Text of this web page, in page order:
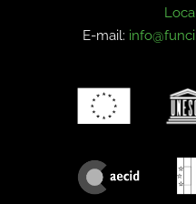
E-mail: